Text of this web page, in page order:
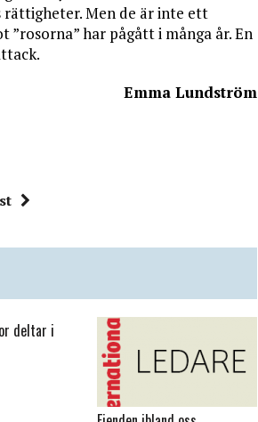
Men de är inte ett
har pågått i många år. En
Emma Lundström
deltar i